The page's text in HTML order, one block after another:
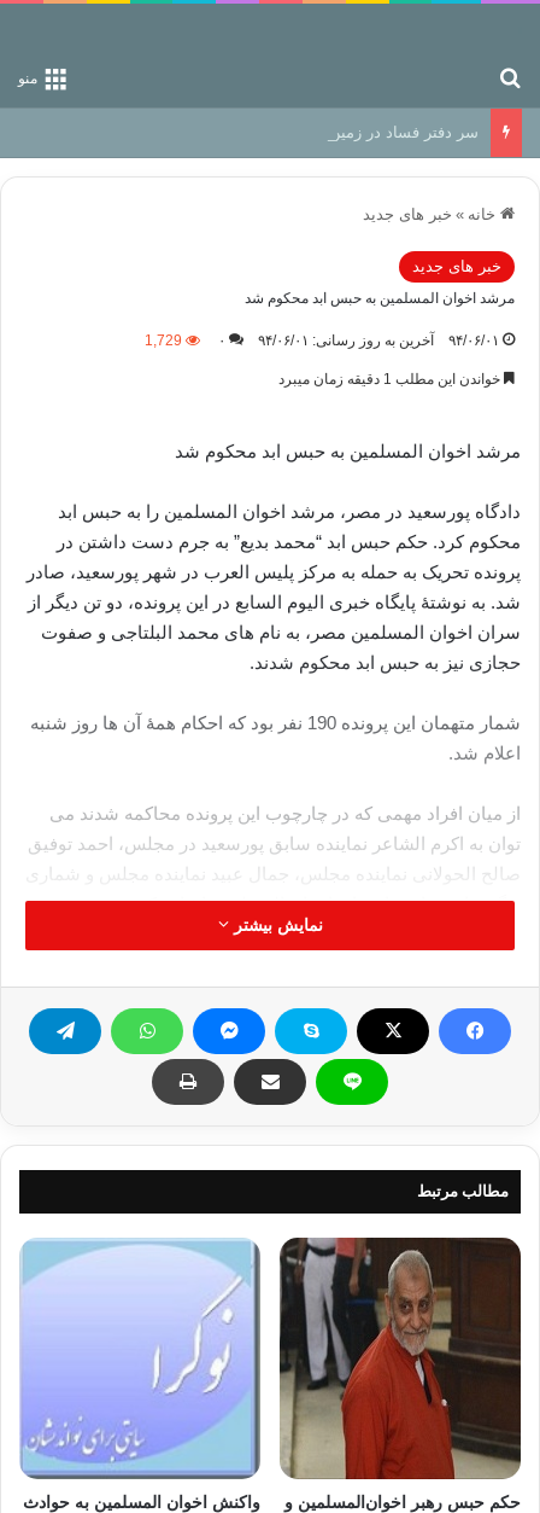
منو
سر دفتر فساد در زمین‌، دوری وکناره‌گیری از راه خداست‌!
خانه » خبر های جدید
خبر های جدید
مرشد اخوان المسلمین به حبس ابد محکوم شد
۹۴/۰۶/۰۱ آخرین به روز رسانی: ۹۴/۰۶/۰۱ ۰ 1,729
خواندن این مطلب 1 دقیقه زمان میبرد
مرشد اخوان المسلمین به حبس ابد محکوم شد
دادگاه پورسعید در مصر، مرشد اخوان المسلمین را به حبس ابد
محکوم کرد. حکم حبس ابد “محمد بدیع” به جرم دست داشتن در
پرونده تحریک به حمله به مرکز پلیس العرب در شهر پورسعید، صادر
شد. به نوشتۀ پایگاه خبری الیوم السابع در این پرونده، دو تن دیگر از
سران اخوان المسلمین مصر، به نام های محمد البلتاجی و صفوت
حجازی نیز به حبس ابد محکوم شدند.
شمار متهمان این پرونده 190 نفر بود که احکام همۀ آن ها روز شنبه
اعلام شد.
از میان افراد مهمی که در چارچوب این پرونده محاکمه شدند می
توان به اکرم الشاعر نماینده سابق پورسعید در مجلس، احمد توفیق
صالح الحولانی نماینده مجلس، جمال عبید نماینده مجلس و شماری
دیگری از سران و اعضای اخوان المسلمین اشاره کرد.
اتهام برنامه ریزی برای مقابله با نظام این کشور با استفاده از زور به
اعدام محکوم شده است.
http://fa.alalam.ir/news/1731665#sthash.DK4xQjtR.dpuf
کپی آدرس
نمایش بیشتر
مطالب مرتبط
حکم حبس رهبر اخوان‌المسلمین و
واکنش اخوان المسلمین به حوادث